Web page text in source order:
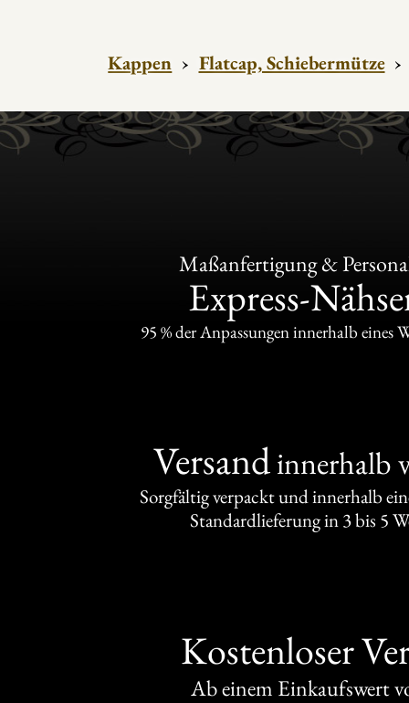
Kappen › Flatcap, Schiebermütze ›
Maßanfertigung &
Express-
95 % der Anpassungen innerhalb eines
Versandinnerhalb
Sorgfältig verpackt und innerhalb
Standardlieferung in 3 bis 5
Kostenloser
Ab einem Einkaufswert